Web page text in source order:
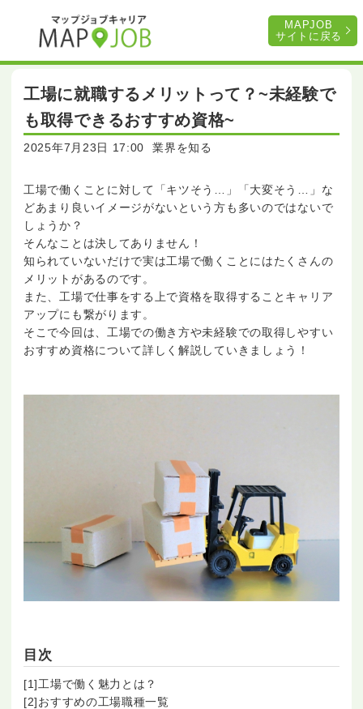
MAPJOB
サイトに戻る
工場に就職するメリットって？~未経験で
も取得できるおすすめ資格~
2025年7月23日 17:00 業界を知る
工場で働くことに対して「キツそう…」「大変そう…」な
どあまり良いイメージがないという方も多いのではないで
しょうか？
そんなことは決してありません！
知られていないだけで実は工場で働くことにはたくさんの
メリットがあるのです。
また、工場で仕事をする上で資格を取得することキャリア
アップにも繋がります。
そこで今回は、工場での働き方や未経験での取得しやすい
おすすめ資格について詳しく解説していきましょう！
目次
[1]工場で働く魅力とは？
[2]おすすめの工場職種一覧